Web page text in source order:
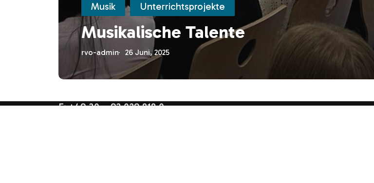
Musik Unterrichtsprojekte
Musikalische Talente
rvo-admin 26 Juni, 2025
Rudolf-Virchow-Oberschule
Glambecker Ring 90
12679 Berlin
F: +49 30 – 93 029 818 0
Neuigkeiten
Schulleitung
Sekretariat
Sozialpäd. Bereich